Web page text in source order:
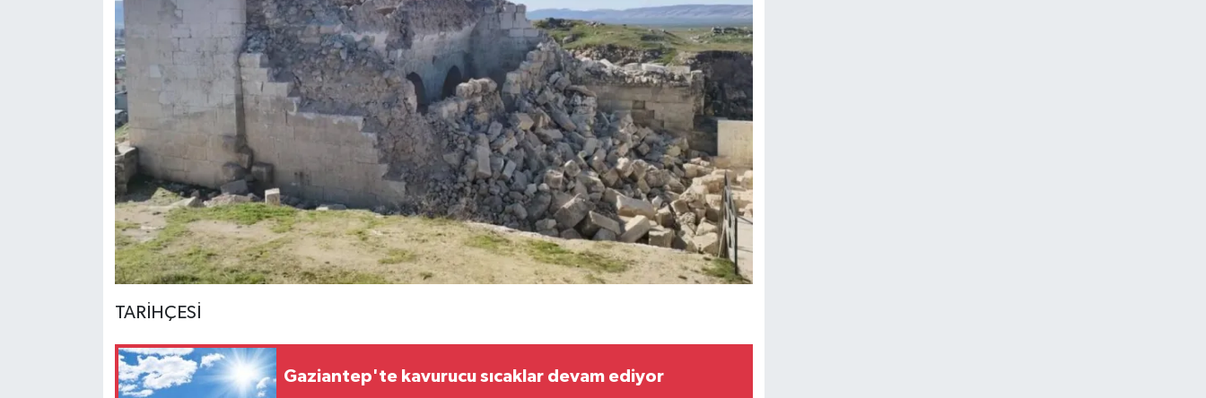
TARİHÇESİ
Gaziantep'te kavurucu sıcaklar devam ediyor